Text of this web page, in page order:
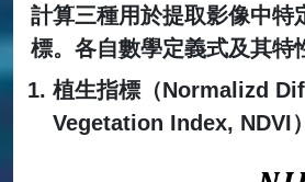
計算三種用於提取影像中特
標。各自數學定義式及其特
植生指標（Normalizd
Vegetation Index, NDVI）